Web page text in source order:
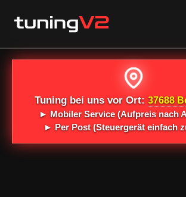
Tuning bei uns vor Ort: 37688
► Mobiler Service(Aufpreis nach
►Per Post(Steuergerät einfach